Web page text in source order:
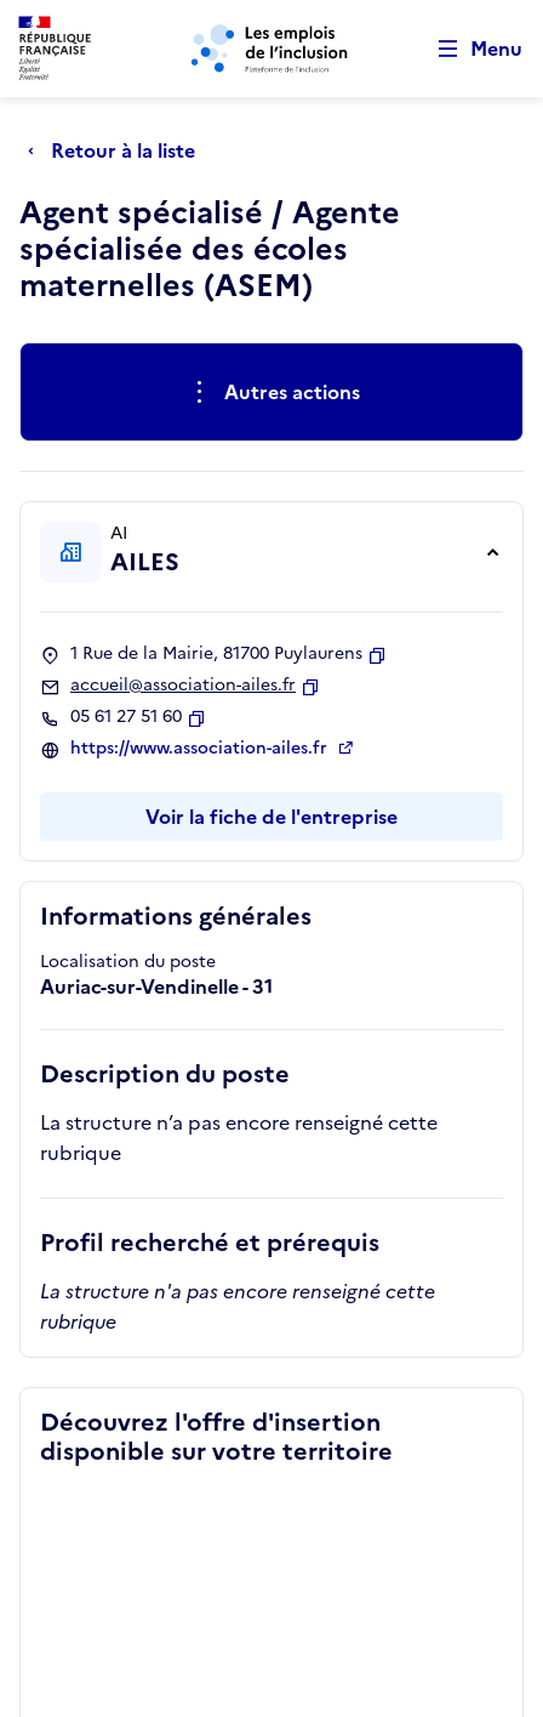
Aller au menu principal Aller au contenu principal
Menu
Retour à la liste
Agent spécialisé / Agente
spécialisée des écoles
maternelles (ASEM)
Actions rapidesAutres actions
Informations générales
Localisation du poste
Auriac-sur-Vendinelle - 31
Description du poste
La structure n’a pas encore renseigné cette
rubrique
Profil recherché et prérequis
La structure n'a pas encore renseigné cette
rubrique
AI
AILES
1 Rue de la Mairie, 81700 Puylaurens
accueil@association-ailes.fr
05 61 27 51 60
Copier
https://www.association-ailes.fr
Voir la fiche de l'entreprise
Découvrez l'offre d'insertion
disponible sur votre territoire
Retour au début de la page
Panneau de gestion des cookies